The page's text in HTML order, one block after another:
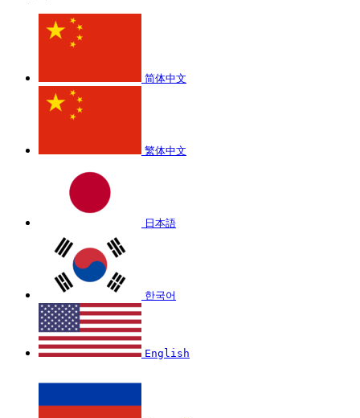
简体中文
繁体中文
日本語
한국어
English